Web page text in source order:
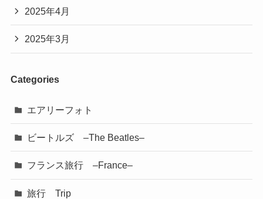
2025年4月
2025年3月
Categories
エアリーフォト
ビートルズ –The Beatles–
フランス旅行 –France–
旅行 Trip